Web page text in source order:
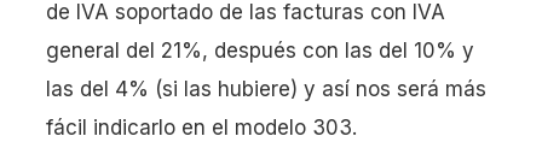
de IVA soportado de las facturas con IVA
general del 21%, después con las del 10% y
las del 4% (si las hubiere) y así nos será más
fácil indicarlo en el modelo 303.